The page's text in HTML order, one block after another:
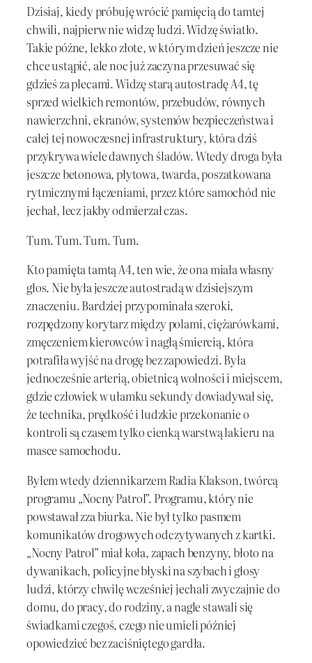
Dzisiaj, kiedy próbuję wrócić pamięcią do tamtej
chwili, najpierw nie widzę ludzi. Widzę światło.
Takie późne, lekko złote, w którym dzień jeszcze nie
chce ustąpić, ale noc już zaczyna przesuwać się
gdzieś za plecami. Widzę starą autostradę A4, tę
sprzed wielkich remontów, przebudów, równych
nawierzchni, ekranów, systemów bezpieczeństwa i
całej tej nowoczesnej infrastruktury, która dziś
przykrywa wiele dawnych śladów. Wtedy droga była
jeszcze betonowa, płytowa, twarda, poszatkowana
rytmicznymi łączeniami, przez które samochód nie
jechał, lecz jakby odmierzał czas.
Tum. Tum. Tum. Tum.
Kto pamięta tamtą A4, ten wie, że ona miała własny
głos. Nie była jeszcze autostradą w dzisiejszym
znaczeniu. Bardziej przypominała szeroki,
rozpędzony korytarz między polami, ciężarówkami,
zmęczeniem kierowców i nagłą śmiercią, która
potrafiła wyjść na drogę bez zapowiedzi. Była
jednocześnie arterią, obietnicą wolności i miejscem,
gdzie człowiek w ułamku sekundy dowiadywał się,
że technika, prędkość i ludzkie przekonanie o
kontroli są czasem tylko cienką warstwą lakieru na
masce samochodu.
Byłem wtedy dziennikarzem Radia Klakson, twórcą
programu „Nocny Patrol”. Programu, który nie
powstawał zza biurka. Nie był tylko pasmem
komunikatów drogowych odczytywanych z kartki.
„Nocny Patrol” miał koła, zapach benzyny, błoto na
dywanikach, policyjne błyski na szybach i głosy
ludzi, którzy chwilę wcześniej jechali zwyczajnie do
domu, do pracy, do rodziny, a nagle stawali się
świadkami czegoś, czego nie umieli później
opowiedzieć bez zaciśniętego gardła.